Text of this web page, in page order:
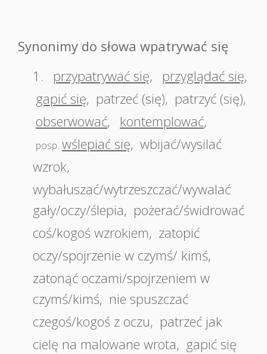
Synonimy do słowa wpatrywać się
1.
przypatrywać się, przyglądać się,
gapić się, patrzeć (się), patrzyć (się),
obserwować, kontemplować,
posp. wślepiać się, wbijać/wysilać
wzrok,
wybałuszać/wytrzeszczać/wywalać
gały/oczy/ślepia, pożerać/świdrować
coś/kogoś wzrokiem, zatopić
oczy/spojrzenie w czymś/ kimś,
zatonąć oczami/spojrzeniem w
czymś/kimś, nie spuszczać
czegoś/kogoś z oczu, patrzeć jak
cielę na malowane wrota, gapić się